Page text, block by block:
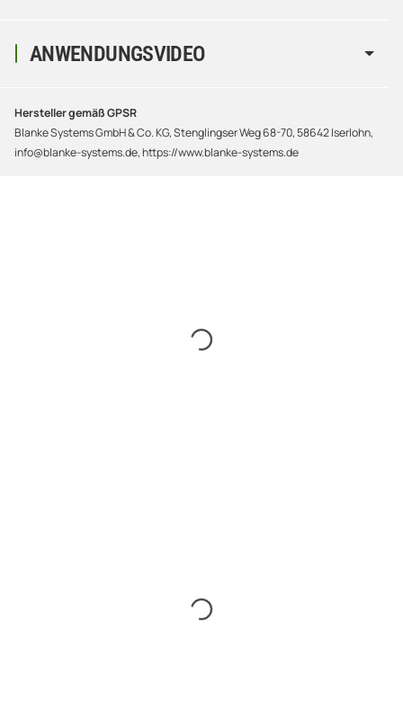
ANWENDUNGSVIDEO
Hersteller gemäß GPSR
Blanke Systems GmbH & Co. KG, Stenglingser Weg 68-70, 58642 Iserlohn,
info@blanke-systems.de, https://www.blanke-systems.de